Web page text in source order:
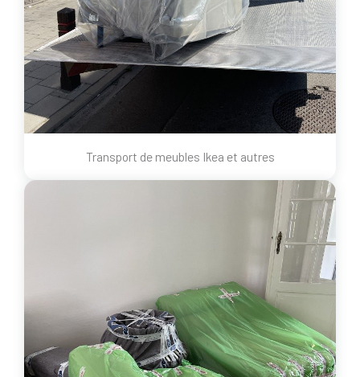
Transport de meubles Ikea et autres